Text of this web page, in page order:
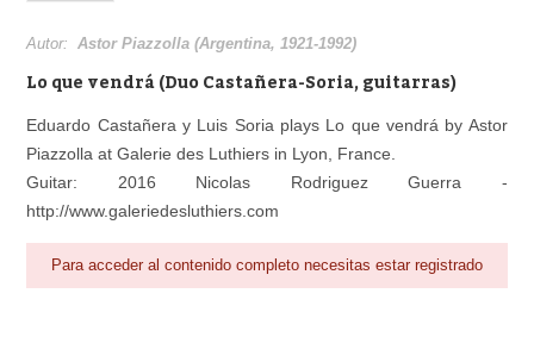
Biblioteca Diccionario
Área personal Reproductor
Autor:Astor Piazzolla (Argentina, 1921-1992)
Lo que vendrá (Duo Castañera-Soria, guitarras)
Eduardo Castañera y Luis Soria plays Lo que vendrá by Astor
Piazzolla at Galerie des Luthiers in Lyon, France.
Guitar: 2016 Nicolas Rodriguez Guerra -
http://www.galeriedesluthiers.com
Para acceder al contenido completo necesitas estar registrado